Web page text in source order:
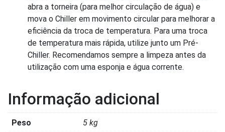
abra a torneira (para melhor circulação de água) e
mova o Chiller em movimento circular para melhorar a
eficiência da troca de temperatura. Para uma troca
de temperatura mais rápida, utilize junto um Pré-
Chiller. Recomendamos sempre a limpeza antes da
utilização com uma esponja e água corrente.
Informação adicional
Peso 5 kg